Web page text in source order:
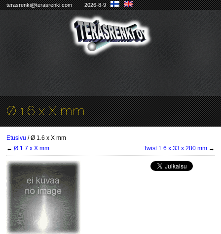
terasrenki@terasrenki.com 2026-8-9
Ø 1.6 x X mm
Etusivu / Ø 1.6 x X mm
←Ø 1.7 x X mm Twist 1.6 x 33 x 280 mm→